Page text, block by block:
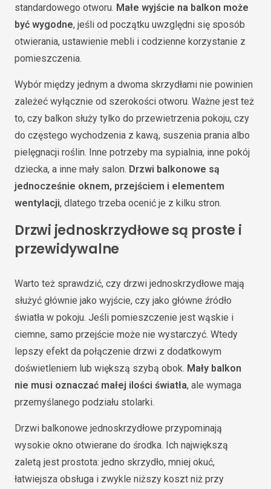
standardowego otworu. Małe wyjście na balkon może
być wygodne, jeśli od początku uwzględni się sposób
otwierania, ustawienie mebli i codzienne korzystanie z
pomieszczenia.
Wybór między jednym a dwoma skrzydłami nie powinien
zależeć wyłącznie od szerokości otworu. Ważne jest też
to, czy balkon służy tylko do przewietrzenia pokoju, czy
do częstego wychodzenia z kawą, suszenia prania albo
pielęgnacji roślin. Inne potrzeby ma sypialnia, inne pokój
dziecka, a inne mały salon. Drzwi balkonowe są
jednocześnie oknem, przejściem i elementem
wentylacji, dlatego trzeba ocenić je z kilku stron.
Drzwi jednoskrzydłowe są proste i
przewidywalne
Warto też sprawdzić, czy drzwi jednoskrzydłowe mają
służyć głównie jako wyjście, czy jako główne źródło
światła w pokoju. Jeśli pomieszczenie jest wąskie i
ciemne, samo przejście może nie wystarczyć. Wtedy
lepszy efekt da połączenie drzwi z dodatkowym
doświetleniem lub większą szybą obok. Mały balkon
nie musi oznaczać małej ilości światła, ale wymaga
przemyślanego podziału stolarki.
Drzwi balkonowe jednoskrzydłowe przypominają
wysokie okno otwierane do środka. Ich największą
zaletą jest prostota: jedno skrzydło, mniej okuć,
łatwiejsza obsługa i zwykle niższy koszt niż przy